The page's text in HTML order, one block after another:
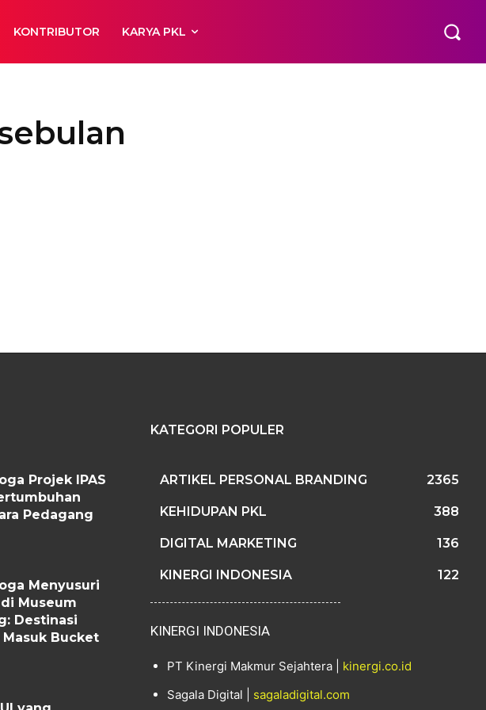
KONTRIBUTOR KARYA PKL
Projek IPAS
Pedagang
Menyusuri
Museum
Destinasi
Bucket
KATEGORI POPULER
ARTIKEL PERSONAL BRANDING 2365
KEHIDUPAN PKL 388
DIGITAL MARKETING 136
KINERGI INDONESIA 122
KINERGI INDONESIA
PT Kinergi Makmur Sejahtera | kinergi.co.id
Sagala Digital | sagaladigital.com